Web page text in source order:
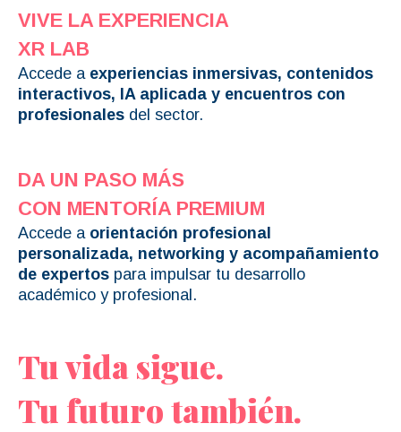
VIVE LA EXPERIENCIA
XR LAB
Accede a experiencias inmersivas, contenidos
interactivos, IA aplicada y encuentros con
profesionales del sector.
DA UN PASO MÁS
CON MENTORÍA PREMIUM
Accede a orientación profesional
personalizada, networking y acompañamiento
de expertos para impulsar tu desarrollo
académico y profesional.
Tu vida sigue.
Tu futuro también.